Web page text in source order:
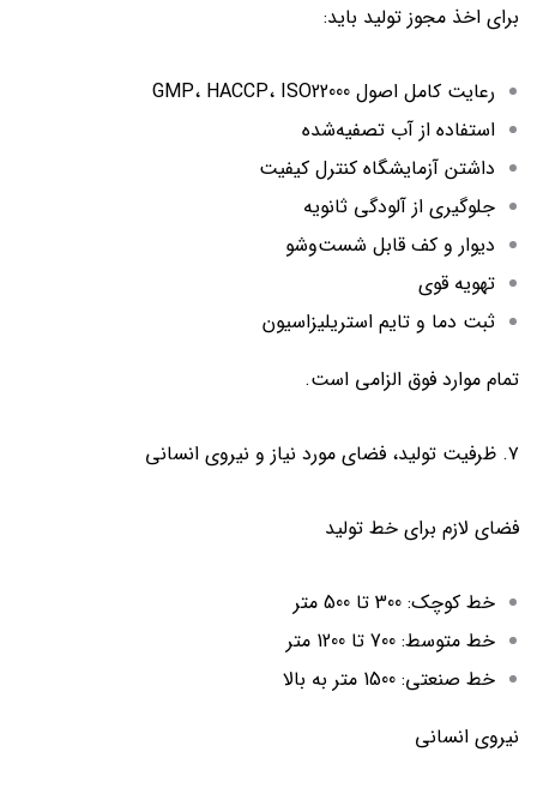
برای اخذ مجوز تولید باید:
رعایت کامل اصول GMP، HACCP، ISO22000
استفاده از آب تصفیه‌شده
داشتن آزمایشگاه کنترل کیفیت
جلوگیری از آلودگی ثانویه
دیوار و کف قابل شست‌وشو
تهویه قوی
ثبت دما و تایم استریلیزاسیون
تمام موارد فوق الزامی است.
۷. ظرفیت تولید، فضای مورد نیاز و نیروی انسانی
فضای لازم برای خط تولید
خط کوچک: 300 تا 500 متر
خط متوسط: 700 تا 1200 متر
خط صنعتی: 1500 متر به بالا
نیروی انسانی